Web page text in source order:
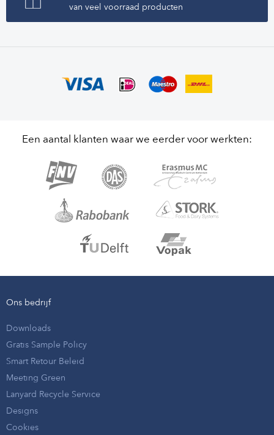
van veel voorraad producten
Een aantal klanten waar we eerder voor werkten:
Ons bedrijf
Downloads
Gratis Sample Policy
Smart Retour Beleid
Meeting Green
Lanyard Recycle Service
Designs
Cookies